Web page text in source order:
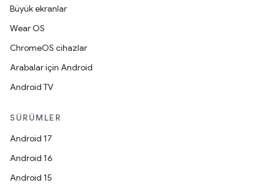
Büyük ekranlar
Wear OS
ChromeOS cihazlar
Arabalar için Android
Android TV
SÜRÜMLER
Android 17
Android 16
Android 15